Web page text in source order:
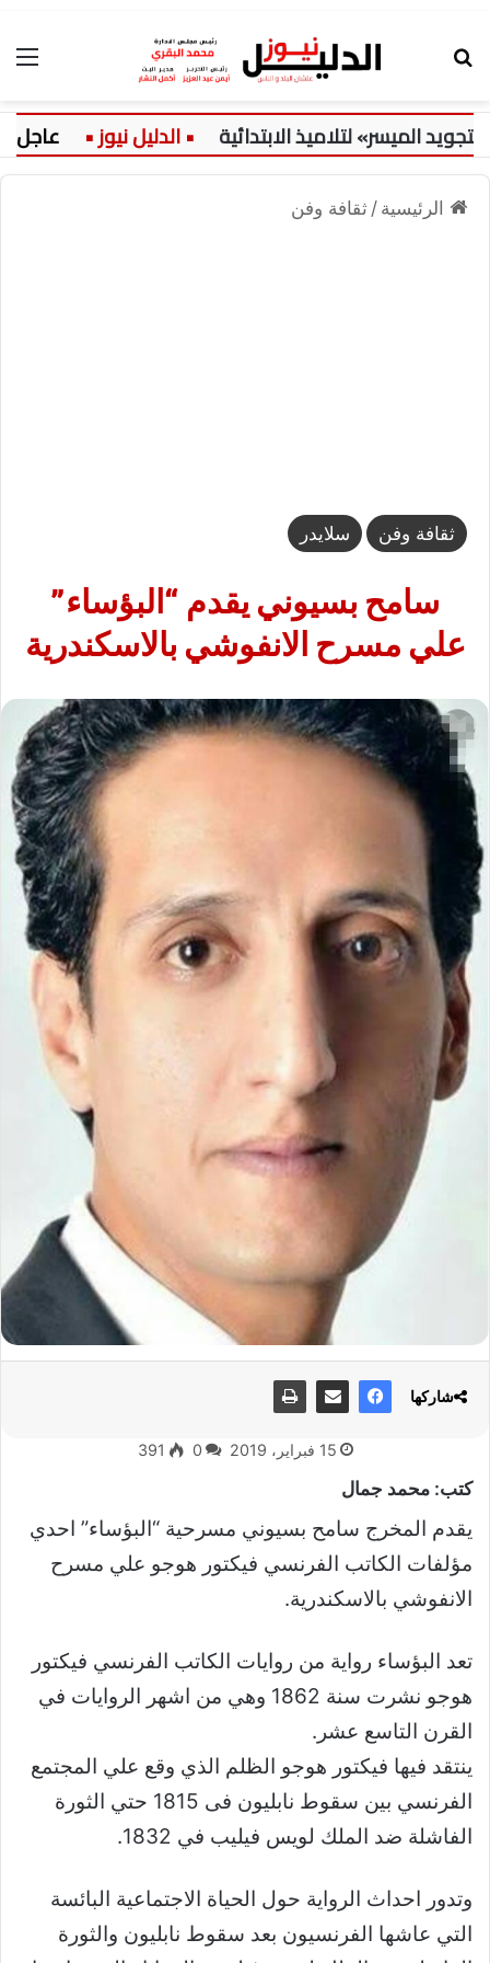
الميسر» لتلاميذ الابتدائية عاجل:
الرئيسية / ثقافة وفن
ثقافة وفن سلايدر
سامح بسيوني يقدم “البؤساء”
علي مسرح الانفوشي بالاسكندرية
15 فبراير، 2019 0
391
كتب: محمد جمال
يقدم المخرج سامح بسيوني مسرحية “البؤساء” احدي
مؤلفات الكاتب الفرنسي فيكتور هوجو علي مسرح
الانفوشي بالاسكندرية.
تعد البؤساء رواية من روايات الكاتب الفرنسي فيكتور
هوجو نشرت سنة 1862 وهي من اشهر الروايات في
القرن التاسع عشر.
ينتقد فيها فيكتور هوجو الظلم الذي وقع علي المجتمع
الفرنسي بين سقوط نابليون فى 1815 حتي الثورة
الفاشلة ضد الملك لويس فيليب في 1832.
وتدور احداث الرواية حول الحياة الاجتماعية البائسة
التي عاشها الفرنسيون بعد سقوط نابليون والثورة
شاركها